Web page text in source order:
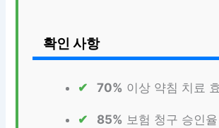
확인 사항
70% 이상 약침 치료
85% 보험 청구 승인율